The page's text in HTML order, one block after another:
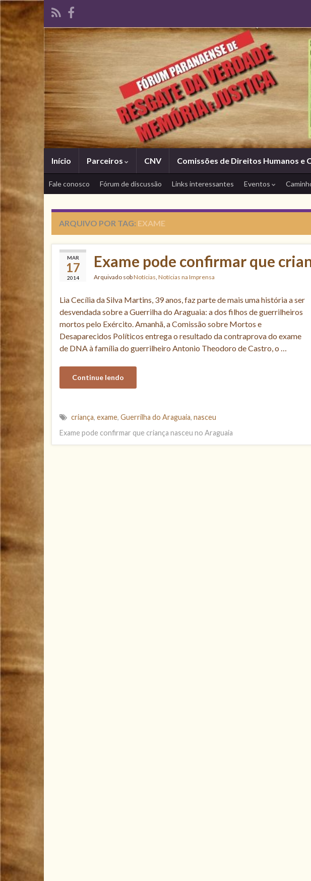
Início Parceiros CNV Comissões de Direitos Humanos e
Fale conosco Fórum de discussão Links interessantes Eventos
ARQUIVO POR TAG: EXAME
MAR
17
2014
Exame pode confirmar que
Arquivado sobNotícias, Notícias na Imprensa
Lia Cecília da Silva Martins, 39 anos, faz parte de mais uma história a ser
desvendada sobre a Guerrilha do Araguaia: a dos filhos de guerrilheiros
mortos pelo Exército. Amanhã, a Comissão sobre Mortos e
Desaparecidos Políticos entrega o resultado da contraprova do exame
de DNA à família do guerrilheiro Antonio Theodoro de Castro, o …
Continue lendo
criança, exame, Guerrilha do Araguaia, nasceu
Exame pode confirmar que criança nasceu no Araguaia